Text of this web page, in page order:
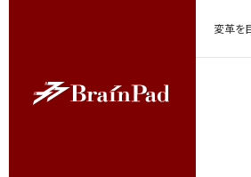
変革を